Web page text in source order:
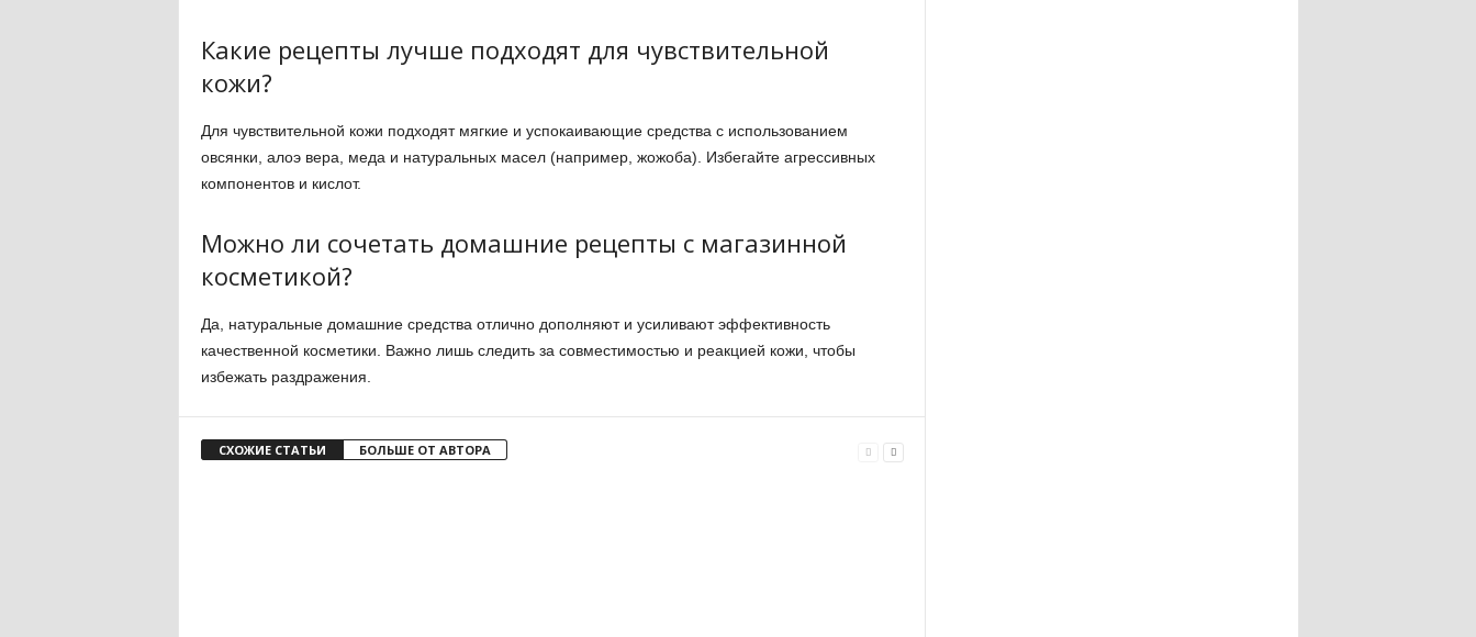
Какие рецепты лучше подходят для чувствительной
кожи?
Для чувствительной кожи подходят мягкие и успокаивающие средства с использованием
овсянки, алоэ вера, меда и натуральных масел (например, жожоба). Избегайте агрессивных
компонентов и кислот.
Можно ли сочетать домашние рецепты с магазинной
косметикой?
Да, натуральные домашние средства отлично дополняют и усиливают эффективность
качественной косметики. Важно лишь следить за совместимостью и реакцией кожи, чтобы
избежать раздражения.
СХОЖИЕ СТАТЬИ БОЛЬШЕ ОТ АВТОРА